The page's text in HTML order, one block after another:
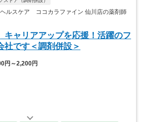
ルスケア ココカラファイン 仙川店の薬剤師
キャリアアップを応援！活躍のフ
社です＜調剤併設＞
円～2,200円